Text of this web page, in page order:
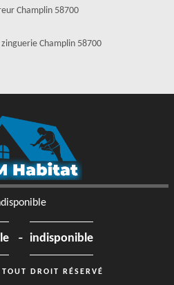
Champlin 58700
Champlin 58700
- indisponible
DROIT RÉSERVÉ